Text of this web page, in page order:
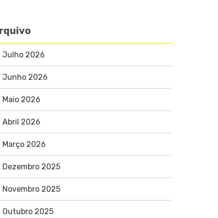
Julho 2026
Junho 2026
Maio 2026
Abril 2026
Março 2026
Dezembro 2025
Novembro 2025
Outubro 2025